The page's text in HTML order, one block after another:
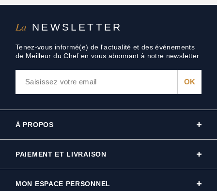
La NEWSLETTER
Tenez-vous informé(e) de l'actualité et des événements
de Meilleur du Chef en vous abonnant à notre newsletter
À PROPOS
PAIEMENT ET LIVRAISON
MON ESPACE PERSONNEL